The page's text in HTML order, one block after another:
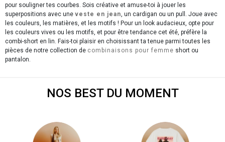
pour souligner tes courbes. Sois créative et amuse-toi à jouer les
superpositions avec une veste en jean , un cardigan ou un pull. Joue avec
les couleurs, les matières, et les motifs ! Pour un look audacieux, opte pour
les couleurs vives ou les motifs, et pour être tendance cet été, préfère la
combi-short en lin. Fais-toi plaisir en choisissant ta tenue parmi toutes les
pièces de notre collection de combinaisons pour femme short ou
pantalon.
NOS BEST DU MOMENT